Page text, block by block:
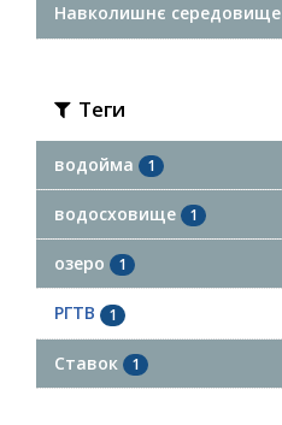
Навколишнє середовище
Теги
водойма 1
водосховище 1
озеро 1
РГТВ 1
Ставок 1